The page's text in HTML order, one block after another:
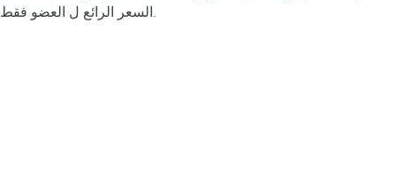
السعر الرائع ل العضو فقط.